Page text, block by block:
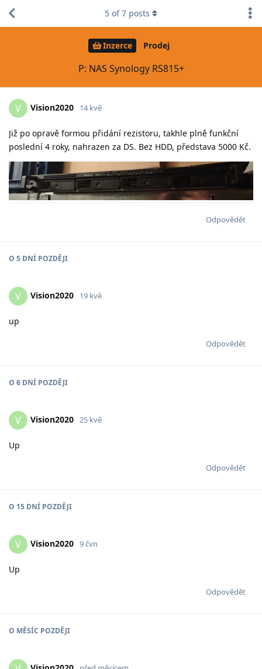
Inzerce Prodej
P: NAS Synology RS815+
5 of7 posts
V Vision2020 14 kvě
Již po opravě formou přidání rezistoru, takhle plně funkční
poslední 4 roky, nahrazen za DS. Bez HDD, představa 5000 Kč.
Odpovědět
O 5 DNÍ POZDĚJI
V Vision2020 19 kvě
up
Odpovědět
O 6 DNÍ POZDĚJI
V Vision2020 25 kvě
Up
Odpovědět
O 15 DNÍ POZDĚJI
V Vision2020 9 čvn
Up
Odpovědět
O MĚSÍC POZDĚJI